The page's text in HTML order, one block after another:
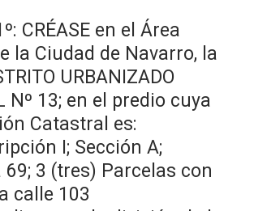
CRÉASE en el Área
la Ciudad de Navarro, la
URBANIZADO
Nº 13; en el predio cuya
Catastral es:
I; Sección A;
69; 3 (tres) Parcelas con
calle 103